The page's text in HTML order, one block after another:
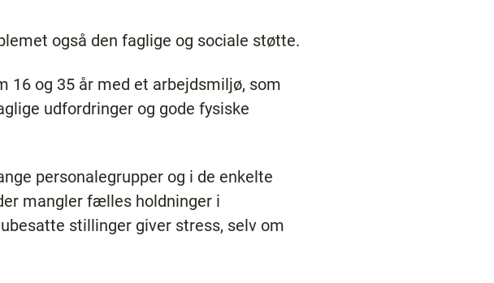
også den faglige og sociale støtte.
16 og 35 år med et arbejdsmiljø, som
udfordringer og gode fysiske
personalegrupper og i de enkelte
mangler fælles holdninger i
stillinger giver stress, selv om